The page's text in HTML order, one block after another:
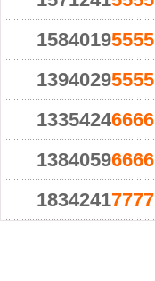
15840195555
13940295555
13354246666
13840596666
18342417777